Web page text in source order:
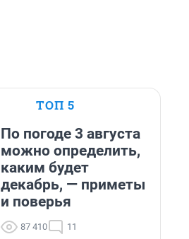
ТОП 5
По погоде 3 августа
можно определить,
каким будет
декабрь, — приметы
и поверья
87 410 11